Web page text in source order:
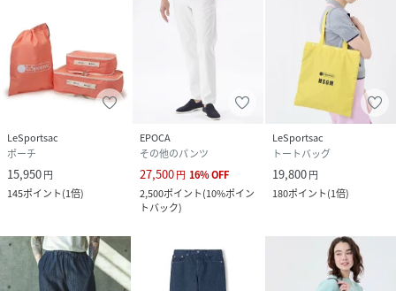
※ご使用の前に、商品に付属のタグに記載されている「お取
り扱い方法」や「洗濯表示」を必ずご確認ください。
性別タイプ
本体 ナイロン76% ポリウレタン24％ ゴム部分
ナイロン62％ ポリエステル27％ ポリウレタン
11％
品番
RQ3481_262006
262006-A-B RQ3481
LeSportsac
ポーチ
15,950円
145ポイント(1倍)
EPOCA
その他のパンツ
27,500円 16%OFF
2,500ポイント(10%ポイン
トバック)
LeSportsac
トートバッグ
19,800円
180ポイント(1倍)